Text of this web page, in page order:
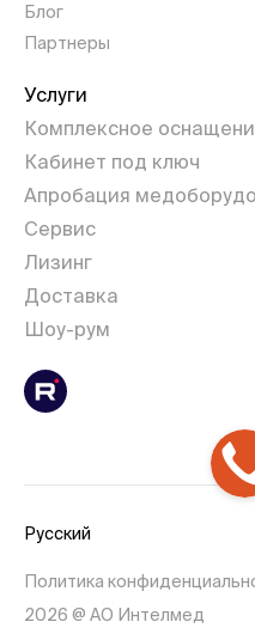
Блог
Партнеры
Услуги
Комплексное
Кабинет под ключ
Апробация
Сервис
Лизинг
Доставка
Шоу-рум
Русский
Политика
2026 @ АО Интелмед